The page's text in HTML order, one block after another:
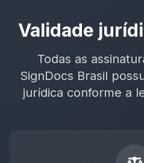
Validade
Todas as
SignDocs Brasil
jurídica conforme a